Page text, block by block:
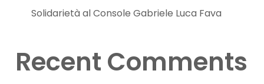
Solidarietà al Console Gabriele Luca Fava
Recent Comments